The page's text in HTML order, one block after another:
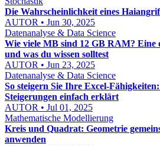
Die Wahrscheinlichkeit eines
AUTOR • Jun 30, 2025
Datenanalyse & Data Science
Wie viele MB sind 12 GB RAM? Eine
und was du wissen solltest
AUTOR • Jun 23, 2025
Datenanalyse & Data Science
So steigern Sie Ihre Excel-
Steigerungen einfach erklärt
AUTOR • Jul 01, 2025
Mathematische Modellierung
Kreis und Quadrat: Geometrie
anwenden